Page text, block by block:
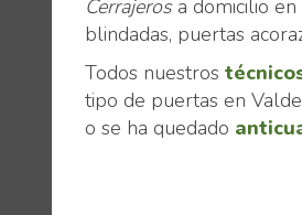
Cerrajerosa domicilio en
blindadas, puertas
Todos nuestros
tipo de puertas en
o se ha quedado